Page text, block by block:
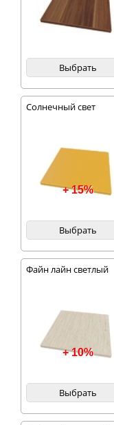
Выбрать
Солнечный свет
+ 15%
Выбрать
Файн лайн светлый
+ 10%
Выбрать